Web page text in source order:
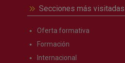
Secciones más visitadas
Oferta formativa
Formación
Internacional